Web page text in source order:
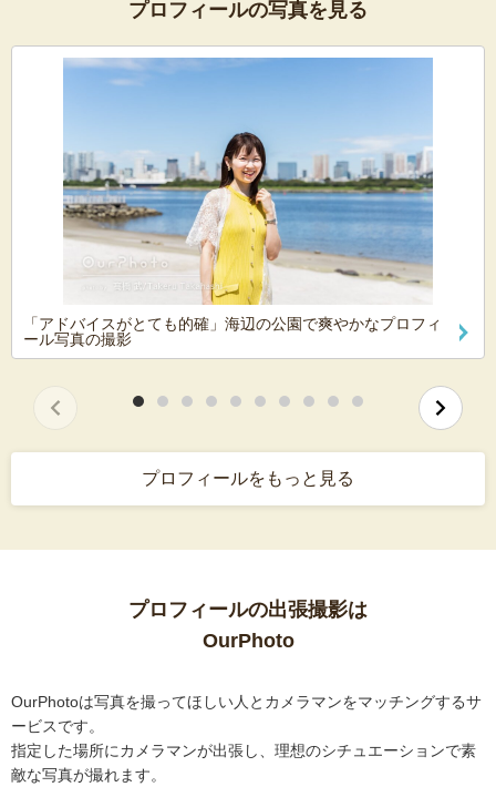
プロフィールの写真を見る
「アドバイスがとても的確」海辺の公園で爽やかなプロフィ
ール写真の撮影
プロフィールをもっと見る
プロフィールの出張撮影は
OurPhoto
OurPhotoは写真を撮ってほしい人とカメラマンをマッチングするサ
ービスです。
指定した場所にカメラマンが出張し、理想のシチュエーションで素
敵な写真が撮れます。